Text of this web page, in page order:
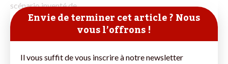
scénario inventé de
Envie de terminer cet article ? Nous
vous l’offrons !
Il vous suffit de vous inscrire à notre newsletter